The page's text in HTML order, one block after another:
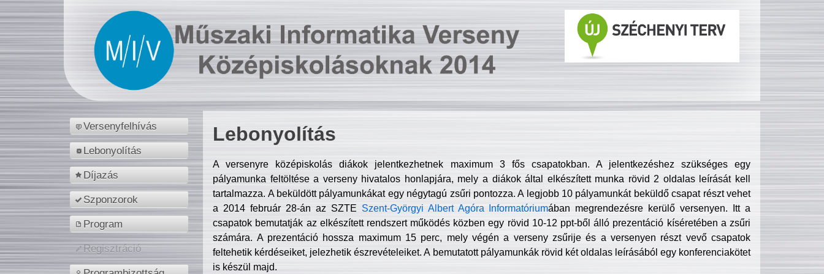
Versenyfelhívás
Lebonyolítás
Díjazás
Szponzorok
Program
Regisztráció
Lebonyolítás
A versenyre középiskolás diákok jelentkezhetnek maximum 3 fős csapatokban. A jelentkezéshez szükséges egy
pályamunka feltöltése a verseny hivatalos honlapjára, mely a diákok által elkészített munka rövid 2 oldalas leírását kell
tartalmazza. A beküldött pályamunkákat egy négytagú zsűri pontozza. A legjobb 10 pályamunkát beküldő csapat részt vehet
a 2014 február 28-án az SZTE Szent-Györgyi Albert Agóra Informatóriumában megrendezésre kerülő versenyen. Itt a
csapatok bemutatják az elkészített rendszert működés közben egy rövid 10-12 ppt-ből álló prezentáció kíséretében a zsűri
számára. A prezentáció hossza maximum 15 perc, mely végén a verseny zsűrije és a versenyen részt vevő csapatok
feltehetik kérdéseiket, jelezhetik észrevételeiket. A bemutatott pályamunkák rövid két oldalas leírásából egy konferenciakötet
is készül majd.